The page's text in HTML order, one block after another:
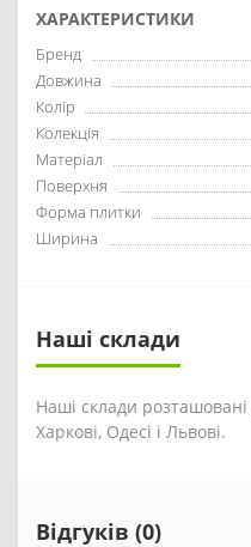
ХАРАКТЕРИСТИКИ
Бренд
Довжина
Колір
Колекція
Матеріал
Поверхня
Форма плитки
Ширина
Наші склади
Наші склади розташовані
Харкові, Одесі і Львові.
Відгуків (0)